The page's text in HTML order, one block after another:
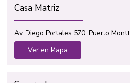
Casa Matriz
Av. Diego Portales 570, Puerto Montt
Ver en Mapa